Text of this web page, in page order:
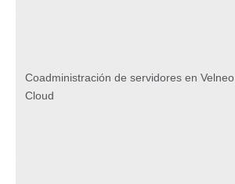
Coadministración de servidores en Velneo
Cloud